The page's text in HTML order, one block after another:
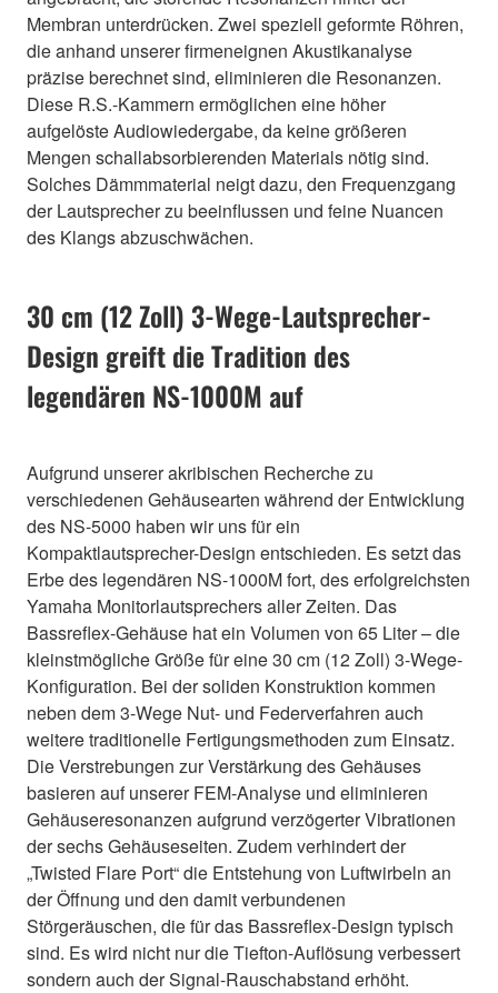
Membran unterdrücken. Zwei speziell geformte Röhren,
die anhand unserer firmeneignen Akustikanalyse
präzise berechnet sind, eliminieren die Resonanzen.
Diese R.S.-Kammern ermöglichen eine höher
aufgelöste Audiowiedergabe, da keine größeren
Mengen schallabsorbierenden Materials nötig sind.
Solches Dämmmaterial neigt dazu, den Frequenzgang
der Lautsprecher zu beeinflussen und feine Nuancen
des Klangs abzuschwächen.
30 cm (12 Zoll) 3-Wege-Lautsprecher-
Design greift die Tradition des
legendären NS-1000M auf
Aufgrund unserer akribischen Recherche zu
verschiedenen Gehäusearten während der Entwicklung
des NS-5000 haben wir uns für ein
Kompaktlautsprecher-Design entschieden. Es setzt das
Erbe des legendären NS-1000M fort, des erfolgreichsten
Yamaha Monitorlautsprechers aller Zeiten. Das
Bassreflex-Gehäuse hat ein Volumen von 65 Liter – die
kleinstmögliche Größe für eine 30 cm (12 Zoll) 3-Wege-
Konfiguration. Bei der soliden Konstruktion kommen
neben dem 3-Wege Nut- und Federverfahren auch
weitere traditionelle Fertigungsmethoden zum Einsatz.
Die Verstrebungen zur Verstärkung des Gehäuses
basieren auf unserer FEM-Analyse und eliminieren
Gehäuseresonanzen aufgrund verzögerter Vibrationen
der sechs Gehäuseseiten. Zudem verhindert der
„Twisted Flare Port“ die Entstehung von Luftwirbeln an
der Öffnung und den damit verbundenen
Störgeräuschen, die für das Bassreflex-Design typisch
sind. Es wird nicht nur die Tiefton-Auflösung verbessert
sondern auch der Signal-Rauschabstand erhöht.